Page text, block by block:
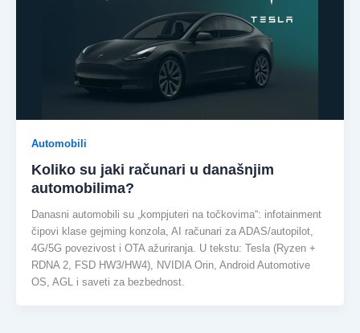
Automobili
Koliko su jaki računari u današnjim
automobilima?
Danasni automobili su „kompjuteri na točkovima“: infotainment
čipovi klase gejming konzola, AI računari za ADAS/autopilot,
4G/5G povezivost i OTA ažuriranja. U tekstu: Tesla (Ryzen +
RDNA 2, FSD HW3/HW4), NVIDIA Orin, Android Automotive
OS, AGL i saveti za bezbednost.